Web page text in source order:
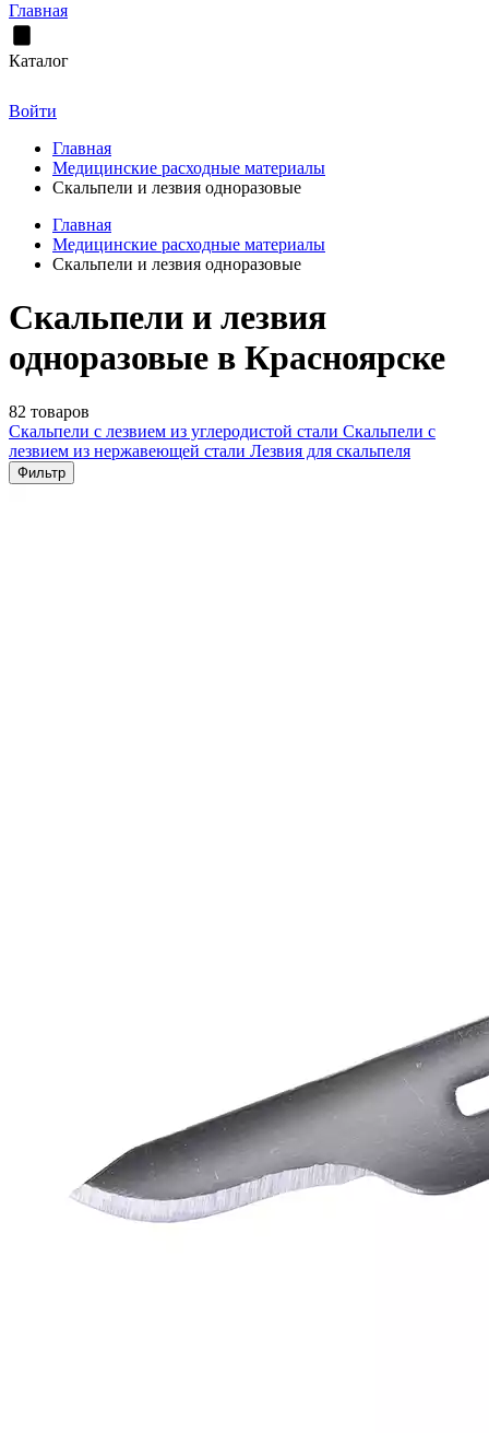
Главная
Каталог
Войти
Главная
Медицинские расходные материалы
Скальпели и лезвия одноразовые
Главная
Медицинские расходные материалы
Скальпели и лезвия одноразовые
Скальпели и лезвия
одноразовые в Красноярске
82 товаров
Скальпели с лезвием из углеродистой стали Скальпели с
лезвием из нержавеющей стали Лезвия для скальпеля
Фильтр